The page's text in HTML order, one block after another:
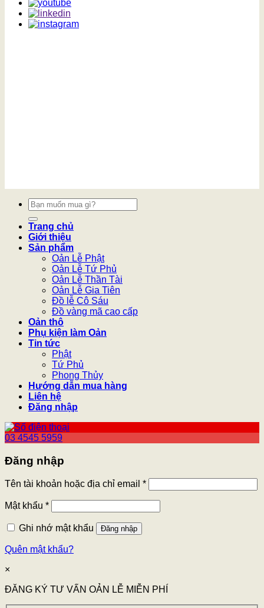
Tìm
kiếm:
Trang chủ
Giới thiệu
Sản phẩm
Oản Lễ Phật
Oản Lễ Tứ Phủ
Oản Lễ Thần Tài
Oản Lễ Gia Tiên
Đồ lễ Cô Sáu
Đồ vàng mã cao cấp
Oản thô
Phụ kiện làm Oản
Tin tức
Phật
Tứ Phủ
Phong Thủy
Hướng dẫn mua hàng
Liên hệ
Đăng nhập
03 4545 5959
Đăng nhập
Tên tài khoản hoặc địa chỉ email *
Mật khẩu *
Ghi nhớ mật khẩu Đăng nhập
Quên mật khẩu?
×
ĐĂNG KÝ TƯ VẤN OẢN LỄ MIỄN PHÍ